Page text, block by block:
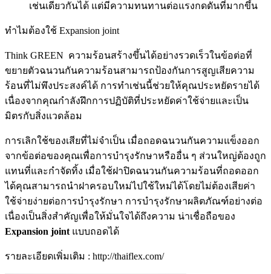
เช่นเดียวกันได้ แต่มีความทนทานต่อแรงกดดันที่มากขึ้น
ทำไมต้องใช้ Expansion joint
Think GREEN ความร้อนสร้างขึ้นได้อย่างรวดเร็วในข้อต่อที่
ขยายตัวฉนวนกันความร้อนสามารถป้องกันการสูญเสียความ
ร้อนที่ไม่พึงประสงค์ได้ การทำเช่นนี้ช่วยให้คุณประหยัดรายได้
เนื่องจากคุณกำลังฝึกการปฏิบัติที่ประหยัดค่าใช้จ่ายและเป็น
มิตรกับสิ่งแวดล้อม
การเลิกใช้ของเสียที่ไม่จำเป็น เมื่อถอดฉนวนกันความแข็งออก
จากข้อต่อของคุณเพื่อการบำรุงรักษาหรืออื่น ๆ ส่วนใหญ่ต้องถูก
แทนที่และกำจัดทิ้ง เมื่อใช้ฝาปิดฉนวนกันความร้อนที่ถอดออก
ได้คุณสามารถนำฝาครอบใหม่ไปใช้ใหม่ได้โดยไม่ต้องเสียค่า
ใช้จ่ายง่ายต่อการบำรุงรักษา การบำรุงรักษาผลิตภัณฑ์อย่างต่อ
เนื่องเป็นสิ่งสำคัญเพื่อให้มั่นใจได้ถึงความ น่าเชื่อถือของ
Expansion joint แบบถอดได้
รายละเอียดเพิ่มเติม : http://thaiflex.com/